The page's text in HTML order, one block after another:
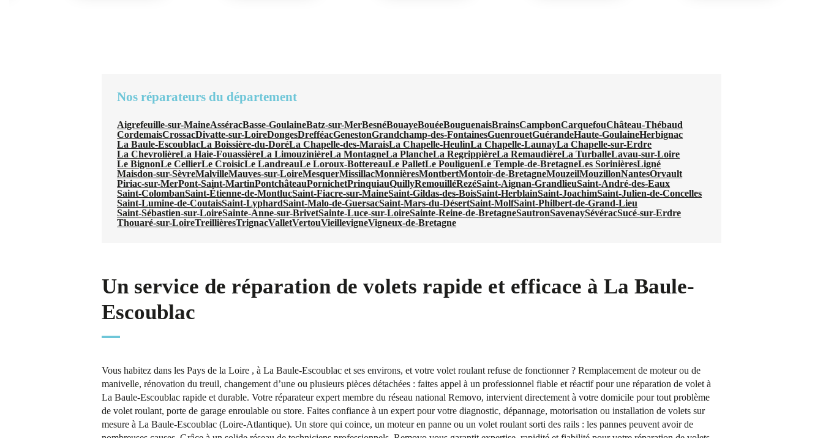
Nos réparateurs du département
Aigrefeuille-sur-MaineAsséracBasse-GoulaineBatz-sur-MerBesnéBouayeBouéeBouguenaisBrainsCampbonCarquefouChâteau-Thébaud
CordemaisCrossacDivatte-sur-LoireDongesDrefféacGenestonGrandchamp-des-FontainesGuenrouetGuérandeHaute-GoulaineHerbignac
La Baule-EscoublacLa Boissière-du-DoréLa Chapelle-des-MaraisLa Chapelle-HeulinLa Chapelle-LaunayLa Chapelle-sur-Erdre
La ChevrolièreLa Haie-FouassièreLa LimouzinièreLa MontagneLa PlancheLa RegrippièreLa RemaudièreLa TurballeLavau-sur-Loire
Le BignonLe CellierLe CroisicLe LandreauLe Loroux-BottereauLe PalletLe PouliguenLe Temple-de-BretagneLes SorinièresLigné
Maisdon-sur-SèvreMalvilleMauves-sur-LoireMesquerMissillacMonnièresMontbertMontoir-de-BretagneMouzeilMouzillonNantesOrvault
Piriac-sur-MerPont-Saint-MartinPontchâteauPornichetPrinquiauQuillyRemouilléRezéSaint-Aignan-GrandlieuSaint-André-des-Eaux
Saint-ColombanSaint-Étienne-de-MontlucSaint-Fiacre-sur-MaineSaint-Gildas-des-BoisSaint-HerblainSaint-JoachimSaint-Julien-de-Concelles
Saint-Lumine-de-CoutaisSaint-LyphardSaint-Malo-de-GuersacSaint-Mars-du-DésertSaint-MolfSaint-Philbert-de-Grand-Lieu
Saint-Sébastien-sur-LoireSainte-Anne-sur-BrivetSainte-Luce-sur-LoireSainte-Reine-de-BretagneSautronSavenaySévéracSucé-sur-Erdre
Thouaré-sur-LoireTreillièresTrignacValletVertouVieillevigneVigneux-de-Bretagne
Un service de réparation de volets rapide et efficace à La Baule-
Escoublac
Vous habitez dans les Pays de la Loire , à La Baule-Escoublac et ses environs, et votre volet roulant refuse de fonctionner ? Remplacement de moteur ou de
manivelle, rénovation du treuil, changement d’une ou plusieurs pièces détachées : faites appel à un professionnel fiable et réactif pour une réparation de volet à
La Baule-Escoublac rapide et durable. Votre réparateur expert membre du réseau national Removo, intervient directement à votre domicile pour tout problème
de volet roulant, porte de garage enroulable ou store. Faites confiance à un expert pour votre diagnostic, dépannage, motorisation ou installation de volets sur
mesure à La Baule-Escoublac (Loire-Atlantique). Un store qui coince, un moteur en panne ou un volet roulant sorti des rails : les pannes peuvent avoir de